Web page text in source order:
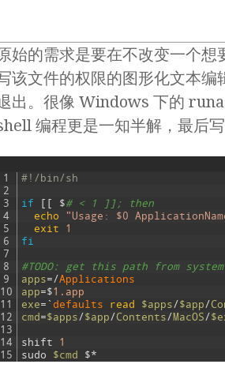
始的需求是要在不改变一个
该文件的权限的图形化文本
出。很像 Windows 下的
编程更是一知半解，最后
1
2
3
4
5
6
7
8
9
10
11
12
13
14
15
#!/bin/sh
if [ [ $# < 1 ]]; then
echo
"Usage: $0
exit
1
fi
#TODO: get this path from
apps=/Applications
app=$1.app
exe= ` defaults read $apps/$app/
cmd =$apps/$app/Contents/MacOS/
shift
1
sudo
$cmd $*